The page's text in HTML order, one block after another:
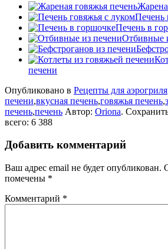
Печень
Печень в
Отбивные
печени
Опубликовано в Рецепты для аэрогриля
печени,вкусная печень,говяжья печень,
печень,печень Автор: Oriona.
всего: 6 388
Добавить комментарий
Ваш адрес email не будет опубликован.
помечены *
Комментарий *